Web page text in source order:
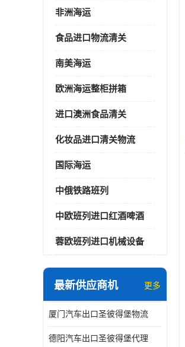
非洲海运
食品进口物流清关
南美海运
欧洲海运整柜拼箱
进口澳洲食品清关
化妆品进口清关物流
国际海运
中俄铁路班列
中欧班列进口红酒啤酒
蓉欧班列进口机械设备
最新供应商机 更多
厦门汽车出口圣彼得堡物流
德阳汽车出口圣彼得堡代理